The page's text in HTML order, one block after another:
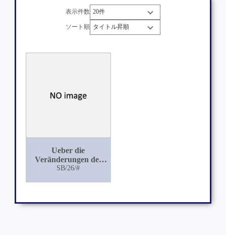
表示件数
ソート順
Ueber die
Veränderungen des
Gehrins und
SB/26/#